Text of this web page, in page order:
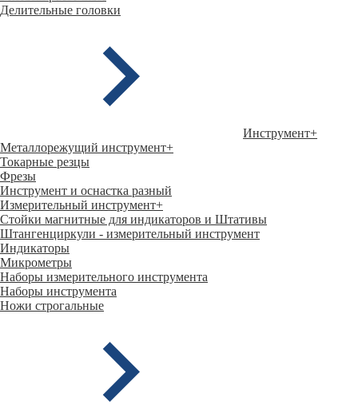
Делительные головки
Инструмент+
Металлорежущий инструмент+
Токарные резцы
Фрезы
Инструмент и оснастка разный
Измерительный инструмент+
Стойки магнитные для индикаторов и Штативы
Штангенциркули - измерительный инструмент
Индикаторы
Микрометры
Наборы измерительного инструмента
Наборы инструмента
Ножи строгальные